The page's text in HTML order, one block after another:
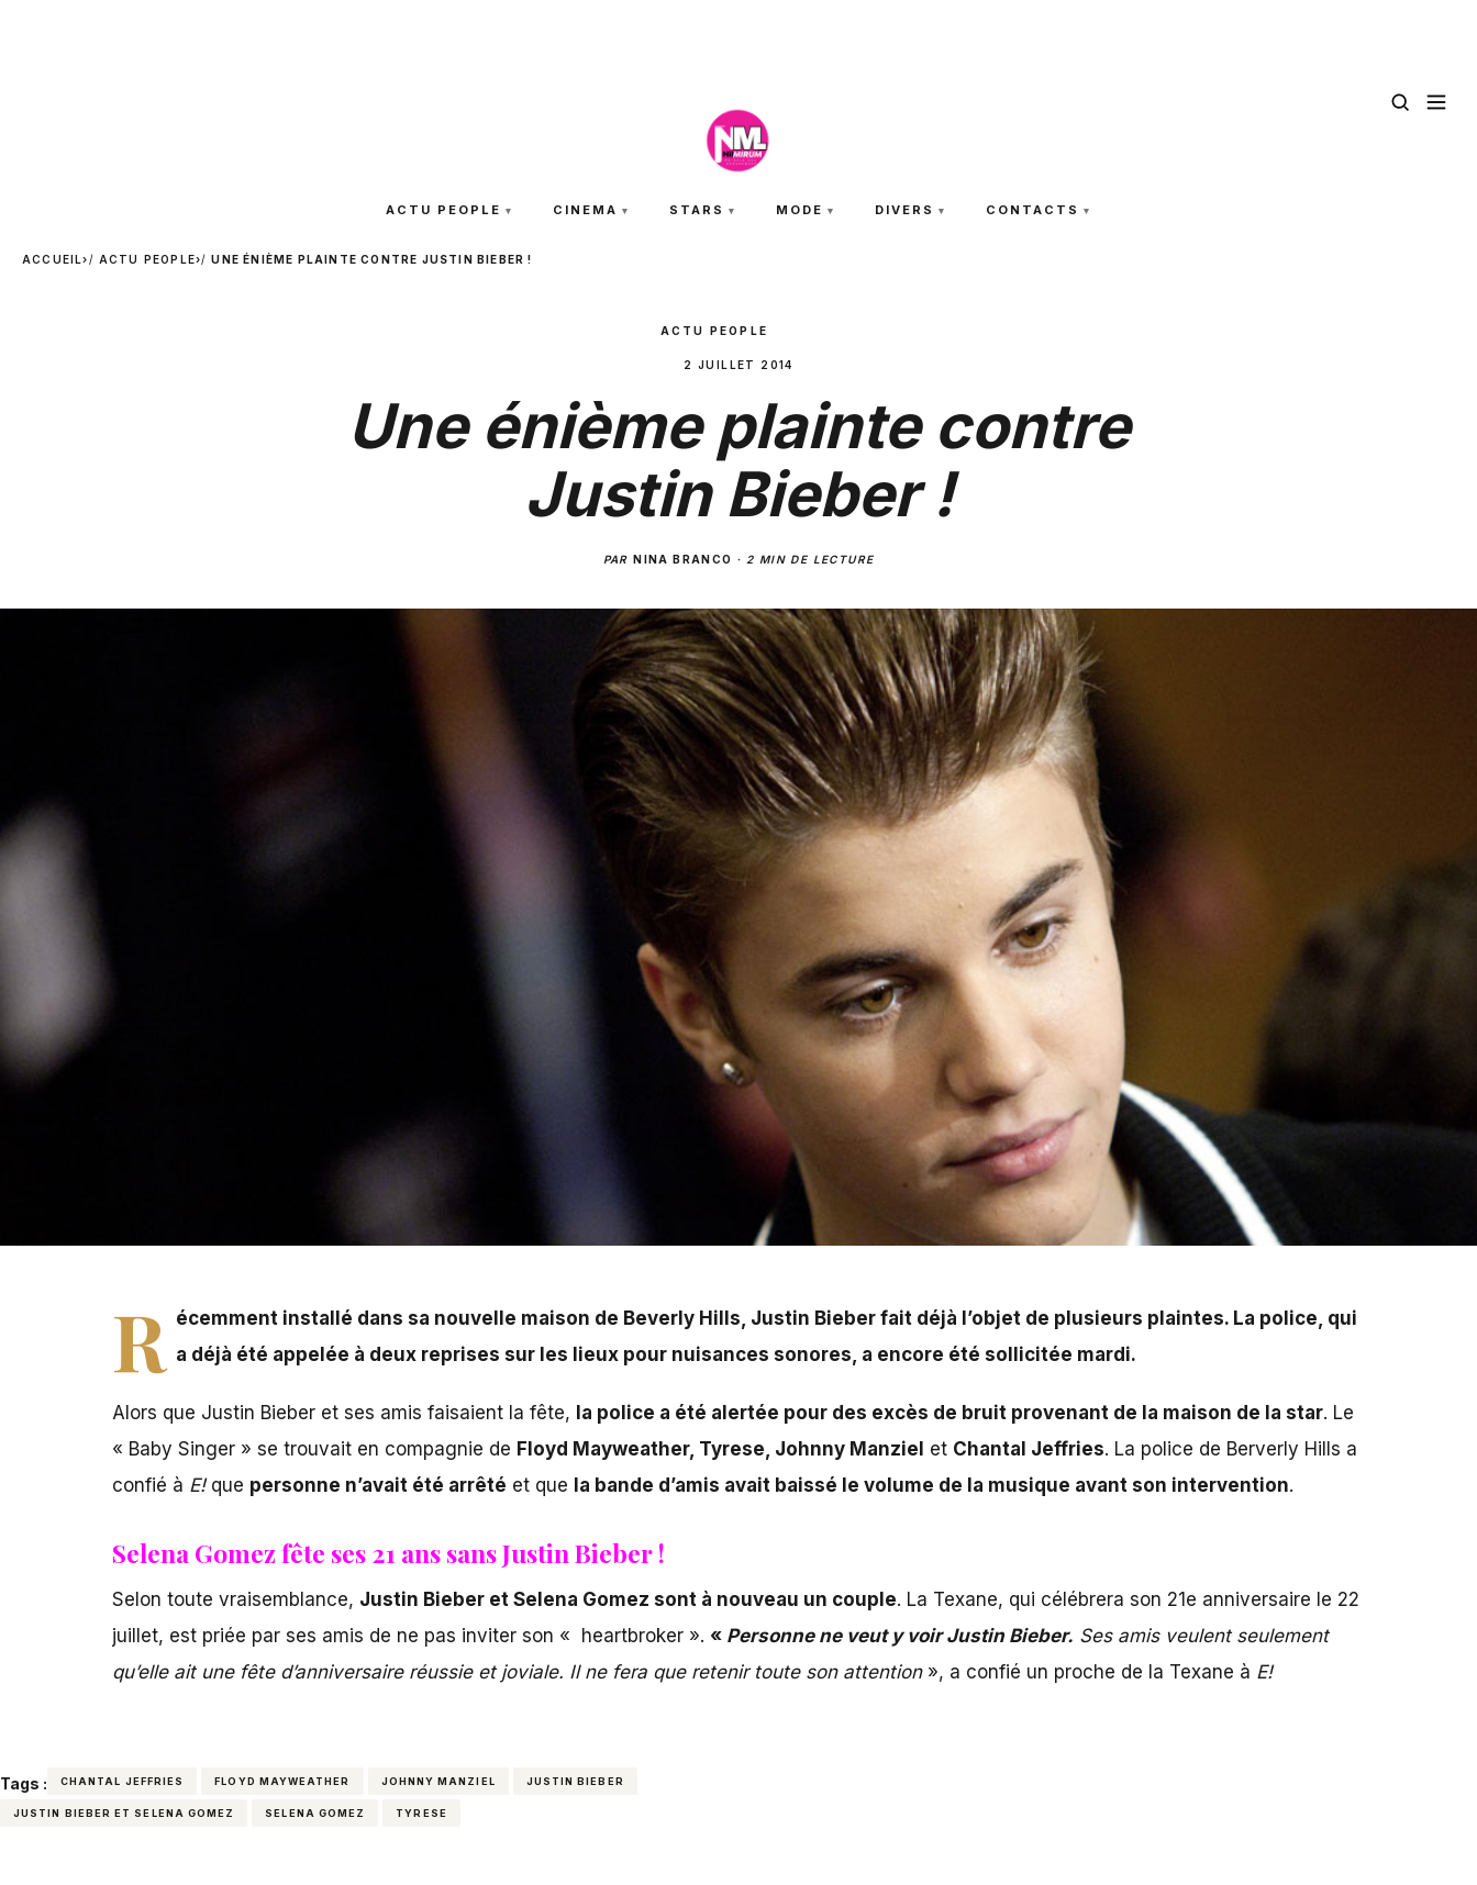
ACTU PEOPLE CINEMA STARS MODE DIVERS CONTACTS
ACCUEIL› ACTU PEOPLE› UNE ÉNIÈME PLAINTE CONTRE JUSTIN BIEBER !
ACTU PEOPLE
2 JUILLET 2014
Une énième plainte contre
Justin Bieber !
PARNINA BRANCO · 2 MIN DE LECTURE
R écemment installé dans sa nouvelle maison de Beverly Hills, Justin Bieberfait déjà l’objet de plusieurs plaintes. La police, qui
a déjà été appelée à deux reprises sur les lieux pour nuisances sonores, a encore été sollicitée mardi.
Alors que Justin Bieber et ses amis faisaient la fête, la police a été alertée pour des excès de bruit provenant de la maison de la star. Le
« Baby Singer » se trouvait en compagnie de Floyd Mayweather, Tyrese, Johnny Manziel et Chantal Jeffries. La police de Berverly Hills a
confié à E!que personne n’avait été arrêté et que la bande d’amis avait baissé le volume de la musique avant son intervention.
Selena Gomez fête ses 21 ans sans Justin Bieber !
Selon toute vraisemblance, Justin Bieber et Selena Gomez sont à nouveau un couple. La Texane, qui célébrera son 21e anniversaire le 22
juillet, est priée par ses amis de ne pas inviter son « heartbroker ». « Personne ne veut y voir Justin Bieber. Ses amis veulent seulement
qu’elle ait une fête d’anniversaire réussie et joviale. Il ne fera que retenir toute son attention», a confié un proche de la Texane à E!
Tags : CHANTAL JEFFRIES FLOYD MAYWEATHER JOHNNY MANZIEL JUSTIN BIEBER
JUSTIN BIEBER ET SELENA GOMEZ SELENA GOMEZ TYRESE